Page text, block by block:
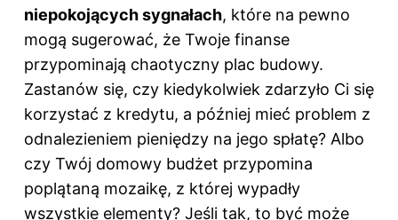
niepokojących sygnałach, które na pewno
mogą sugerować, że Twoje finanse
przypominają chaotyczny plac budowy.
Zastanów się, czy kiedykolwiek zdarzyło Ci się
korzystać z kredytu, a później mieć problem z
odnalezieniem pieniędzy na jego spłatę? Albo
czy Twój domowy budżet przypomina
poplątaną mozaikę, z której wypadły
wszystkie elementy? Jeśli tak, to być może